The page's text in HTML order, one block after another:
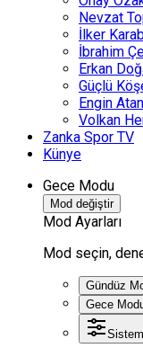
Nevzat
İlker
İbrahim
Erkan
Güçlü
Engin
Volkan
Zanka Spor TV
Künye
Gece Modu
Mod değiştir
Mod Ayarları
Mod seçin,
Gündüz
Gece